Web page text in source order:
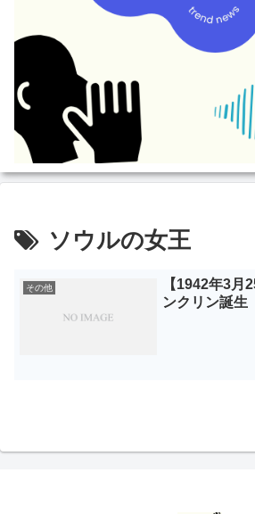
ソウルの女王
その他
【1942年3月
ンクリン誕生